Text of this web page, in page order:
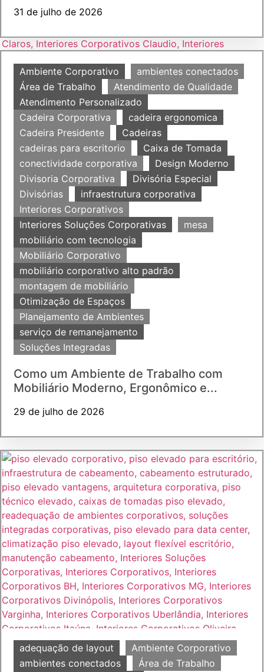
31 de julho de 2026
Ambiente Corporativo
ambientes conectados
Área de Trabalho
Atendimento de Qualidade
Atendimento Personalizado
Cadeira Corporativa
cadeira ergonomica
Cadeira Presidente
Cadeiras
cadeiras para escritorio
Caixa de Tomada
conectividade corporativa
Design Moderno
Divisoria Corporativa
Divisória Especial
Divisórias
infraestrutura corporativa
Interiores Corporativos
Interiores Soluções Corporativas
mesa
mobiliário com tecnologia
Mobiliário Corporativo
mobiliário corporativo alto padrão
montagem de mobiliário
Otimização de Espaços
Planejamento de Ambientes
serviço de remanejamento
Soluções Integradas
Como um Ambiente de Trabalho com
Mobiliário Moderno, Ergonômico e...
29 de julho de 2026
adequação de layout
Ambiente Corporativo
ambientes conectados
Área de Trabalho